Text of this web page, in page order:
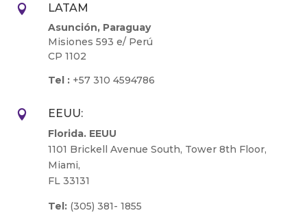
 LATAM
Asunción, Paraguay
Misiones 593 e/ Perú
CP 1102
Tel : +57 310 4594786
 EEUU:
Florida. EEUU
1101 Brickell Avenue South, Tower 8th Floor,
Miami,
FL 33131
Tel: (305) 381- 1855